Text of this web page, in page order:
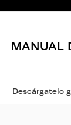
MANUAL
Descárgatelo